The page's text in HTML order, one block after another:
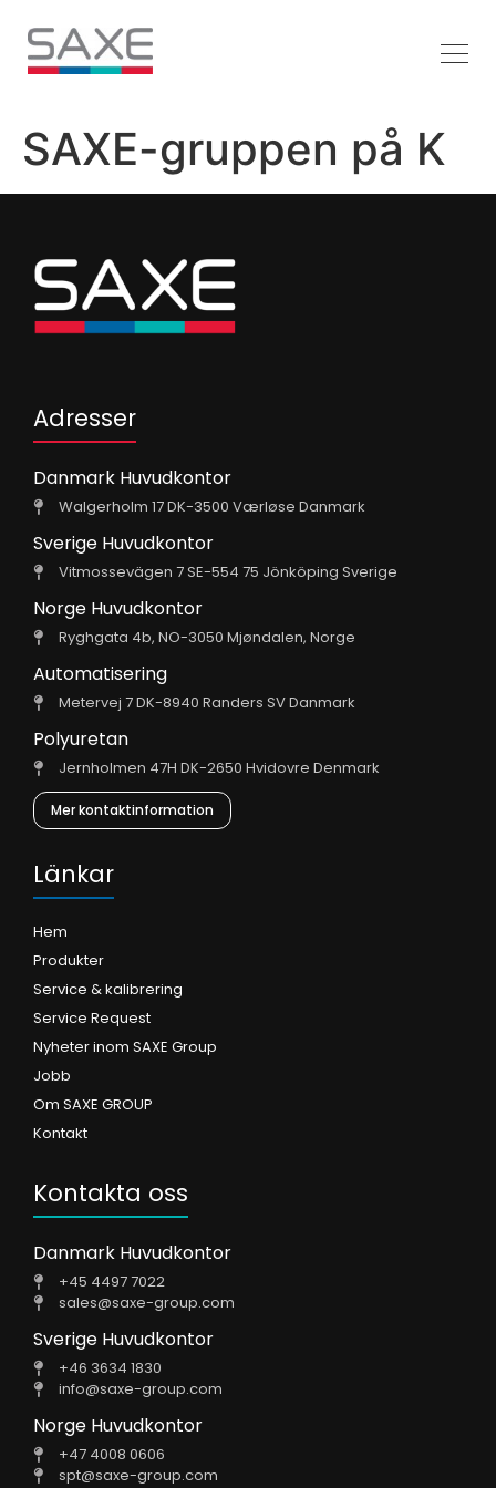
SAXE-gruppen på K
Adresser
Danmark Huvudkontor
Walgerholm 17 DK-3500 Værløse Danmark
Sverige Huvudkontor
Vitmossevägen 7 SE-554 75 Jönköping Sverige
Norge Huvudkontor
Ryghgata 4b, NO-3050 Mjøndalen, Norge
Automatisering
Metervej 7 DK-8940 Randers SV Danmark
Polyuretan
Jernholmen 47H DK-2650 Hvidovre Denmark
Mer kontaktinformation
Länkar
Hem
Produkter
Service & kalibrering
Service Request
Nyheter inom SAXE Group
Jobb
Om SAXE GROUP
Kontakt
Kontakta oss
Danmark Huvudkontor
+45 4497 7022
sales@saxe-group.com
Sverige Huvudkontor
+46 3634 1830
info@saxe-group.com
Norge Huvudkontor
+47 4008 0606
spt@saxe-group.com